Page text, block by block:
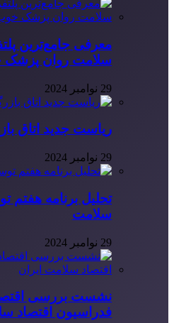
معرفی جامع‌ترین
سلامت روان
29 نوامبر 2024
ریاست جدید اتاق
29 نوامبر 2024
تحلیل برنامه هفتم
سلامت
29 نوامبر 2024
نشست بررسی
فدراسیون اقتصاد